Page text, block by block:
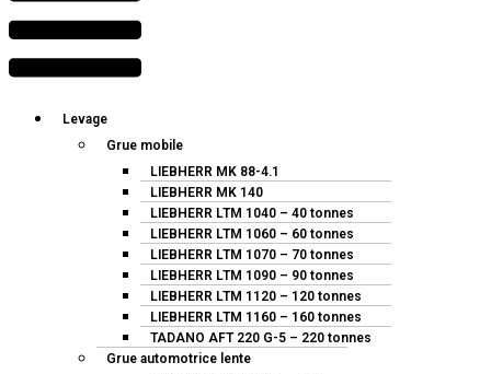
Levage
Grue mobile
LIEBHERR MK 88-4.1
LIEBHERR MK 140
LIEBHERR LTM 1040 – 40 tonnes
LIEBHERR LTM 1060 – 60 tonnes
LIEBHERR LTM 1070 – 70 tonnes
LIEBHERR LTM 1090 – 90 tonnes
LIEBHERR LTM 1120 – 120 tonnes
LIEBHERR LTM 1160 – 160 tonnes
TADANO AFT 220 G-5 – 220 tonnes
Grue automotrice lente